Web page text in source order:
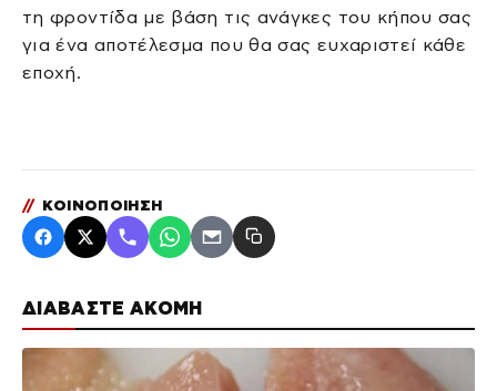
ΔΙΑΒΑΣΤΕ ΑΚΟΜΗ
τη φροντίδα με βάση τις ανάγκες του κήπου σας
για ένα αποτέλεσμα που θα σας ευχαριστεί κάθε
εποχή.
// ΚΟΙΝΟΠΟΙΗΣΗ